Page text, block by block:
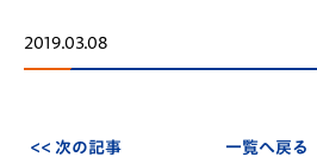
2019.03.08
<< 次の記事 一覧へ戻る